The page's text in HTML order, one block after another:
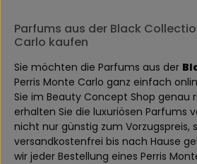
Parfums aus der Black
Carlo kaufen
Sie möchten die Parfums aus der
Perris Monte Carlo ganz einfach
Sie im Beauty Concept Shop genau
erhalten Sie die luxuriösen Parfums
nicht nur günstig zum Vorzugspreis,
versandkostenfrei bis nach Hause
wir jeder Bestellung eines Perris